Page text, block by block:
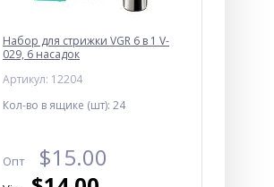
Набор для стрижки VGR 6 в 1 V-
029, 6 насадок
Артикул: 12204
Кол-во в ящике (шт): 24
Опт $15.00